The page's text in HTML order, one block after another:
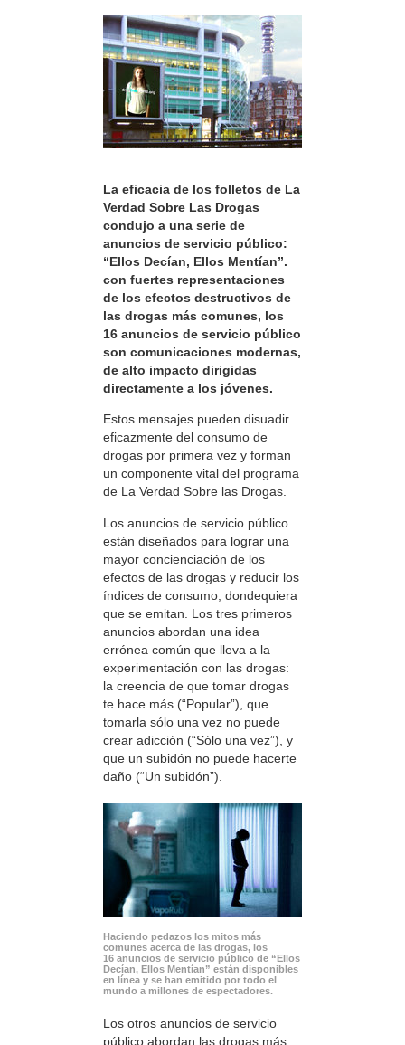
La eficacia de los folletos de La
Verdad Sobre Las Drogas
condujo a una serie de
anuncios de servicio público:
“Ellos Decían, Ellos Mentían”.
con fuertes representaciones
de los efectos destructivos de
las drogas más comunes, los
16 anuncios de servicio público
son comunicaciones modernas,
de alto impacto dirigidas
directamente a los jóvenes.
Estos mensajes pueden disuadir
eficazmente del consumo de
drogas por primera vez y forman
un componente vital del programa
de La Verdad Sobre las Drogas.
Los anuncios de servicio público
están diseñados para lograr una
mayor concienciación de los
efectos de las drogas y reducir los
índices de consumo, dondequiera
que se emitan. Los tres primeros
anuncios abordan una idea
errónea común que lleva a la
experimentación con las drogas:
la creencia de que tomar drogas
te hace más (“Popular”), que
tomarla sólo una vez no puede
crear adicción (“Sólo una vez”), y
que un subidón no puede hacerte
daño (“Un subidón”).
Haciendo pedazos los mitos más
comunes acerca de las drogas, los
16 anuncios de servicio público de “Ellos
Decían, Ellos Mentían” están disponibles
en línea y se han emitido por todo el
mundo a millones de espectadores.
Los otros anuncios de servicio
público abordan las drogas más